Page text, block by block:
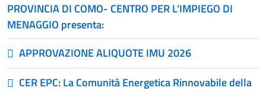
PROVINCIA DI COMO- CENTRO PER L’IMPIEGO DI
MENAGGIO presenta:
APPROVAZIONE ALIQUOTE IMU 2026
CER EPC: La Comunità Energetica Rinnovabile della